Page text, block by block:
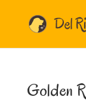
Golden